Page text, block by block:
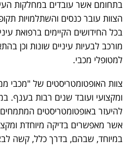
בתחומם אשר עובדים במחלקות
הצוות עובר כנסים והשתלמויות
בכל החידושים הקיימים ברפואת
מורכב לבעיות עיניים שונות וכן
למטופלי מכבי.
צוות האופטומטריסטים של "מכבי
ומקצועי ועובד שנים רבות בענף.
להיעזר באופטומטריסטים
אשר מאפשרים בדיקה מיוחדת
במיוחד, שבהם, בדרך כלל, קשה